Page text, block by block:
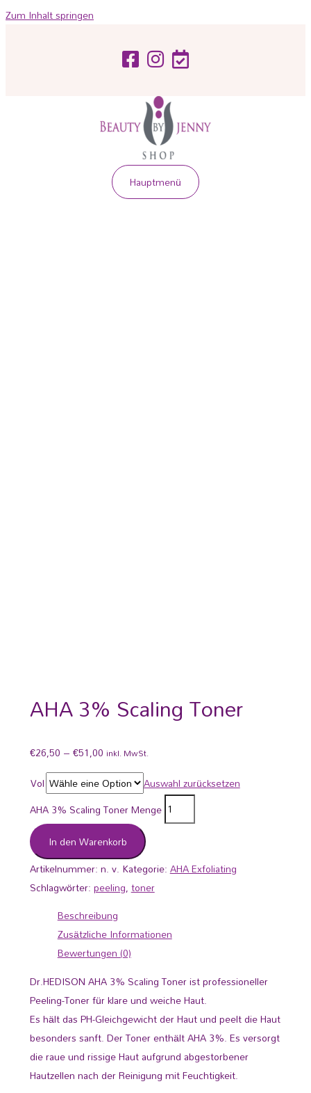
Zum Inhalt springen
Hauptmenü
AHA 3% Scaling Toner
€26,50 –€51,00 inkl. MwSt.
Vol
Auswahl zurücksetzen
AHA 3% Scaling Toner Menge
In den Warenkorb
Artikelnummer:n. v. Kategorie:AHA Exfoliating
Schlagwörter:peeling,toner
Beschreibung
Zusätzliche Informationen
Bewertungen (0)
Dr.HEDISON AHA 3% Scaling Toner ist professioneller
Peeling-Toner für klare und weiche Haut.
Es hält das PH-Gleichgewicht der Haut und peelt die Haut
besonders sanft. Der Toner enthält AHA 3%. Es versorgt
die raue und rissige Haut aufgrund abgestorbener
Hautzellen nach der Reinigung mit Feuchtigkeit.